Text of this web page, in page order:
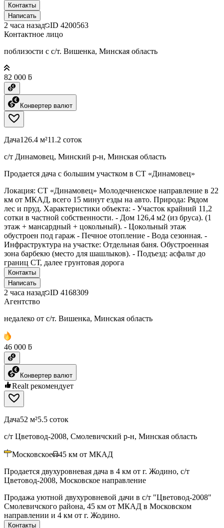
Контакты
Написать
2 часа назад ID 4200563
Контактное лицо
поблизости с с/т. Вишенка, Минская область
82 000 ƃ
Конвертер валют
Дача126.4 м²11.2 соток
с/т Динамовец, Минский р-н, Минская область
Продается дача с большим участком в СТ «Динамовец»
Локация: СТ «Динамовец» Молодечненское направление в 22
км от МКАД, всего 15 минут езды на авто. Природа: Рядом
лес и пруд. Характеристики объекта: - Участок крайний 11,2
сотки в частной собственности. - Дом 126,4 м2 (из бруса). (1
этаж + мансардный + цокольный). - Цокольный этаж
обустроен под гараж - Печное отопление - Вода сезонная. -
Инфраструктура на участке: Отдельная баня. Обустроенная
зона барбекю (место для шашлыков). - Подъезд: асфальт до
границ СТ, далее грунтовая дорога
Контакты
Написать
2 часа назад ID 4168309
Агентство
недалеко от с/т. Вишенка, Минская область
46 000 ƃ
Конвертер валют
Realt рекомендует
Дача52 м²5.5 соток
с/т Цветовод-2008, Смолевичский р-н, Минская область
Московское 45 км от МКАД
Продается двухуровневая дача в 4 км от г. Жодино, с/т
Цветовод-2008, Московское направление
Продажа уютной двухуровневой дачи в с/т "Цветовод-2008"
Смолевичского района, 45 км от МКАД в Московском
направлении и 4 км от г. Жодино.
Контакты